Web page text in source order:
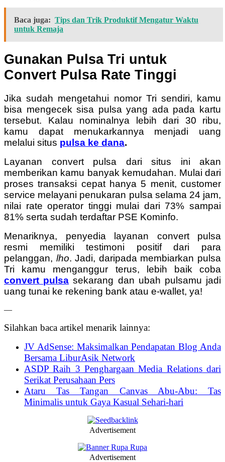
Baca juga: Tips dan Trik Produktif Mengatur Waktu
untuk Remaja
Gunakan Pulsa Tri untuk
Convert Pulsa Rate Tinggi
Jika sudah mengetahui nomor Tri sendiri, kamu
bisa mengecek sisa pulsa yang ada pada kartu
tersebut. Kalau nominalnya lebih dari 30 ribu,
kamu dapat menukarkannya menjadi uang
melalui situs pulsa ke dana.
Layanan convert pulsa dari situs ini akan
memberikan kamu banyak kemudahan. Mulai dari
proses transaksi cepat hanya 5 menit, customer
service melayani penukaran pulsa selama 24 jam,
nilai rate operator tinggi mulai dari 73% sampai
81% serta sudah terdaftar PSE Kominfo.
Menariknya, penyedia layanan convert pulsa
resmi memiliki testimoni positif dari para
pelanggan, lho. Jadi, daripada membiarkan pulsa
Tri kamu menganggur terus, lebih baik coba
convert pulsa sekarang dan ubah pulsamu jadi
uang tunai ke rekening bank atau e-wallet, ya!
—
Silahkan baca artikel menarik lainnya:
JV AdSense: Maksimalkan Pendapatan Blog Anda
Bersama LiburAsik Network
ASDP Raih 3 Penghargaan Media Relations dari
Serikat Perusahaan Pers
Ataru Tas Tangan Canvas Abu-Abu: Tas
Minimalis untuk Gaya Kasual Sehari-hari
Advertisement
Advertisement